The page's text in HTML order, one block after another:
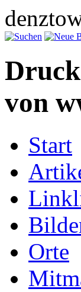
von
Start
Orte